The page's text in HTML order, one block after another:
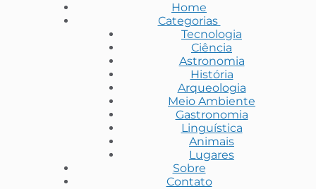
Home
Categorias
Tecnologia
Ciência
Astronomia
História
Arqueologia
Meio Ambiente
Gastronomia
Linguística
Animais
Lugares
Sobre
Contato